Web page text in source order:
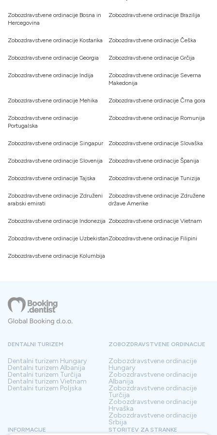
Zobozdravstvene ordinacije Bosna in
Hercegovina
Zobozdravstvene ordinacije Brazilija
Zobozdravstvene ordinacije Kostarika Zobozdravstvene ordinacije Češka
Zobozdravstvene ordinacije Georgia Zobozdravstvene ordinacije Grčija
Zobozdravstvene ordinacije Indija
Zobozdravstvene ordinacije Severna
Makedonija
Zobozdravstvene ordinacije Mehika Zobozdravstvene ordinacije Črna gora
Zobozdravstvene ordinacije
Portugalska
Zobozdravstvene ordinacije Romunija
Zobozdravstvene ordinacije Singapur Zobozdravstvene ordinacije Slovaška
Zobozdravstvene ordinacije Slovenija Zobozdravstvene ordinacije Španija
Zobozdravstvene ordinacije Tajska Zobozdravstvene ordinacije Tunizija
Zobozdravstvene ordinacije Združeni
arabski emirati
Zobozdravstvene ordinacije Združene
države Amerike
Zobozdravstvene ordinacije Indonezija Zobozdravstvene ordinacije Vietnam
Zobozdravstvene ordinacije UzbekistanZobozdravstvene ordinacije Filipini
Zobozdravstvene ordinacije Kolumbija
DENTALNI TURIZEM
Dentalni turizem Hungary
Dentalni turizem Albanija
Dentalni turizem Turčija
Dentalni turizem Vietnam
Dentalni turizem Poljska
ZOBOZDRAVSTVENE ORDINACIJE
Zobozdravstvene ordinacije
Hungary
Zobozdravstvene ordinacije
Albanija
Zobozdravstvene ordinacije
Turčija
Zobozdravstvene ordinacije
Hrvaška
Zobozdravstvene ordinacije
Srbija
INFORMACIJE STORITEV ZA STRANKE